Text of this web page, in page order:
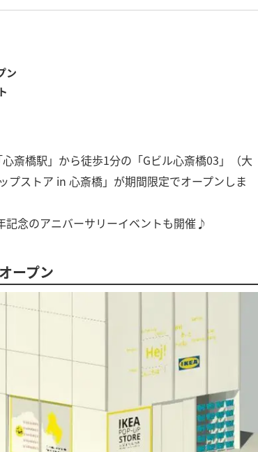
ン
斎橋駅」から徒歩1分の「Gビル心斎橋03」（大
プストア in 心斎橋」が期間限定でオープンしま
記念のアニバーサリーイベントも開催♪
ープン